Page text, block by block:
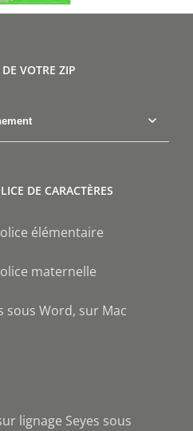
VOTRE ZIP
DE CARACTÈRES
élémentaire
maternelle
sous Word, sur Mac
lignage Seyes sous